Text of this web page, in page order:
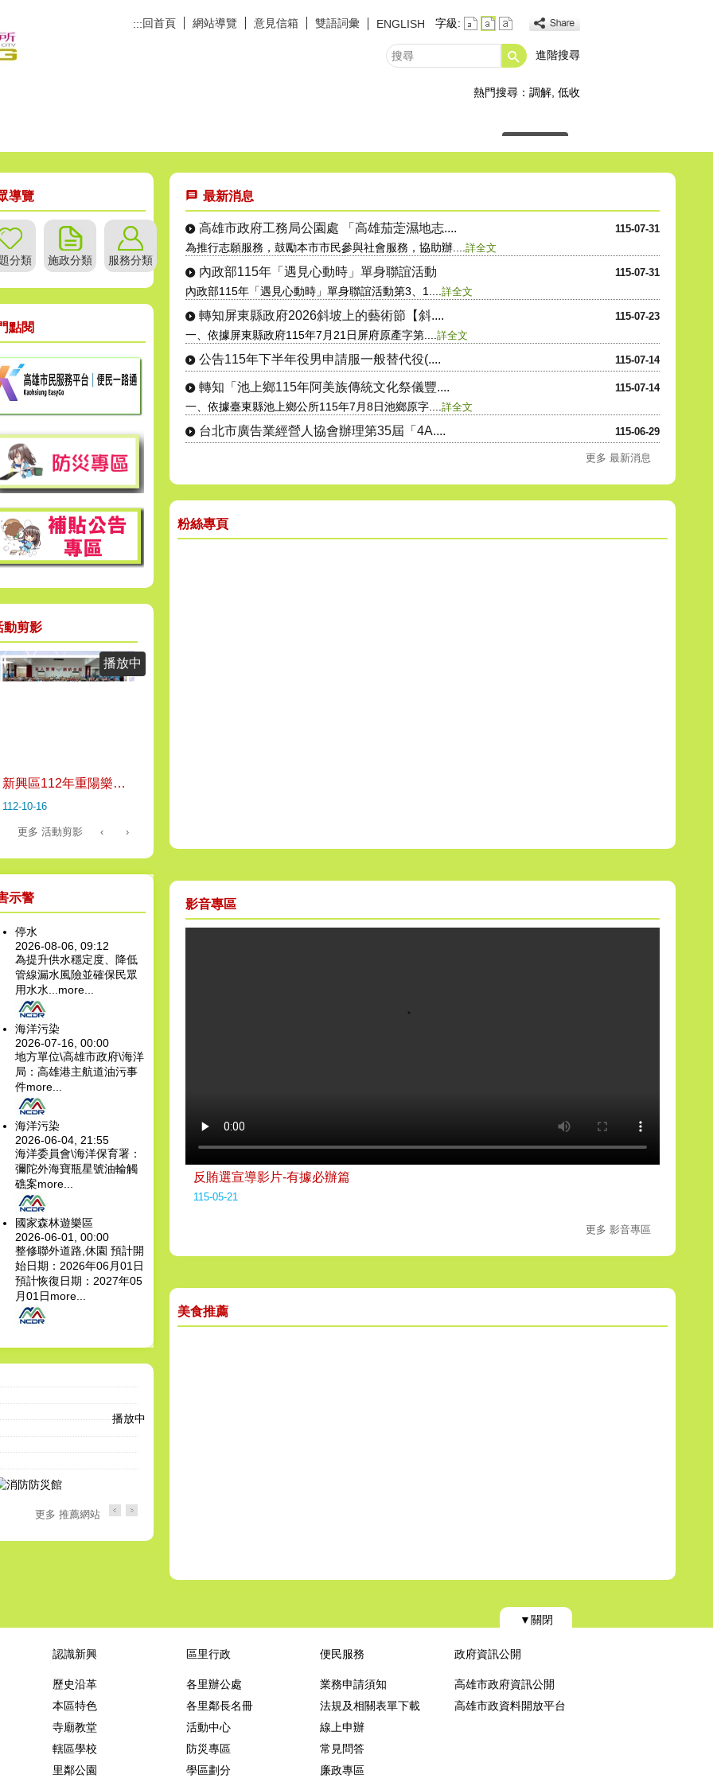
:::回首頁 網站導覽 意見信箱 雙語詞彙 ENGLISH 字級:
搜
進階搜尋
熱門搜尋： 調解 低收
導覽
分類 施政分類 服務分類
點閱
播放中
動剪影
新興區112年重陽樂活【歡慶重陽.健康久久】
112-10-16
更多 活動剪影 ‹ ›
示警
停水
2026-08-06, 09:12
為提升供水穩定度、降低
管線漏水風險並確保民眾
用水水... more...
海洋污染
2026-07-16, 00:00
地方單位\高雄市政府\海洋
局：高雄港主航道油污事
件more...
海洋污染
2026-06-04, 21:55
海洋委員會\海洋保育署：
彌陀外海寶瓶星號油輪觸
礁案more...
國家森林遊樂區
2026-06-01, 00:00
整修聯外道路,休園 預計開
始日期：2026年06月01日
預計恢復日期：2027年05
月01日more...
播放中
更多 推薦網站
最新消息
115-07-31
高雄市政府工務局公園處 「高雄茄萣濕地志....
為推行志願服務，鼓勵本市市民參與社會服務，協助辦.... 詳全文
115-07-31
內政部115年「遇見心動時」單身聯誼活動
內政部115年「遇見心動時」單身聯誼活動第3、1.... 詳全文
115-07-23
轉知屏東縣政府2026斜坡上的藝術節【斜....
一、依據屏東縣政府115年7月21日屏府原產字第.... 詳全文
115-07-14
公告115年下半年役男申請服一般替代役(....
115-07-14
轉知「池上鄉115年阿美族傳統文化祭儀豐....
一、依據臺東縣池上鄉公所115年7月8日池鄉原字.... 詳全文
115-06-29
台北市廣告業經營人協會辦理第35屆「4A....
更多 最新消息
粉絲專頁
影音專區
反賄選宣導影片-有據必辦篇
115-05-21
更多 影音專區
美食推薦
▼關閉
認識新興
歷史沿革
本區特色
寺廟教堂
轄區學校
里鄰公園
區里行政
各里辦公處
各里鄰長名冊
活動中心
防災專區
學區劃分
便民服務
業務申請須知
法規及相關表單下載
線上申辦
常見問答
廉政專區
政府資訊公開
高雄市政府資訊公開
高雄市政資料開放平台